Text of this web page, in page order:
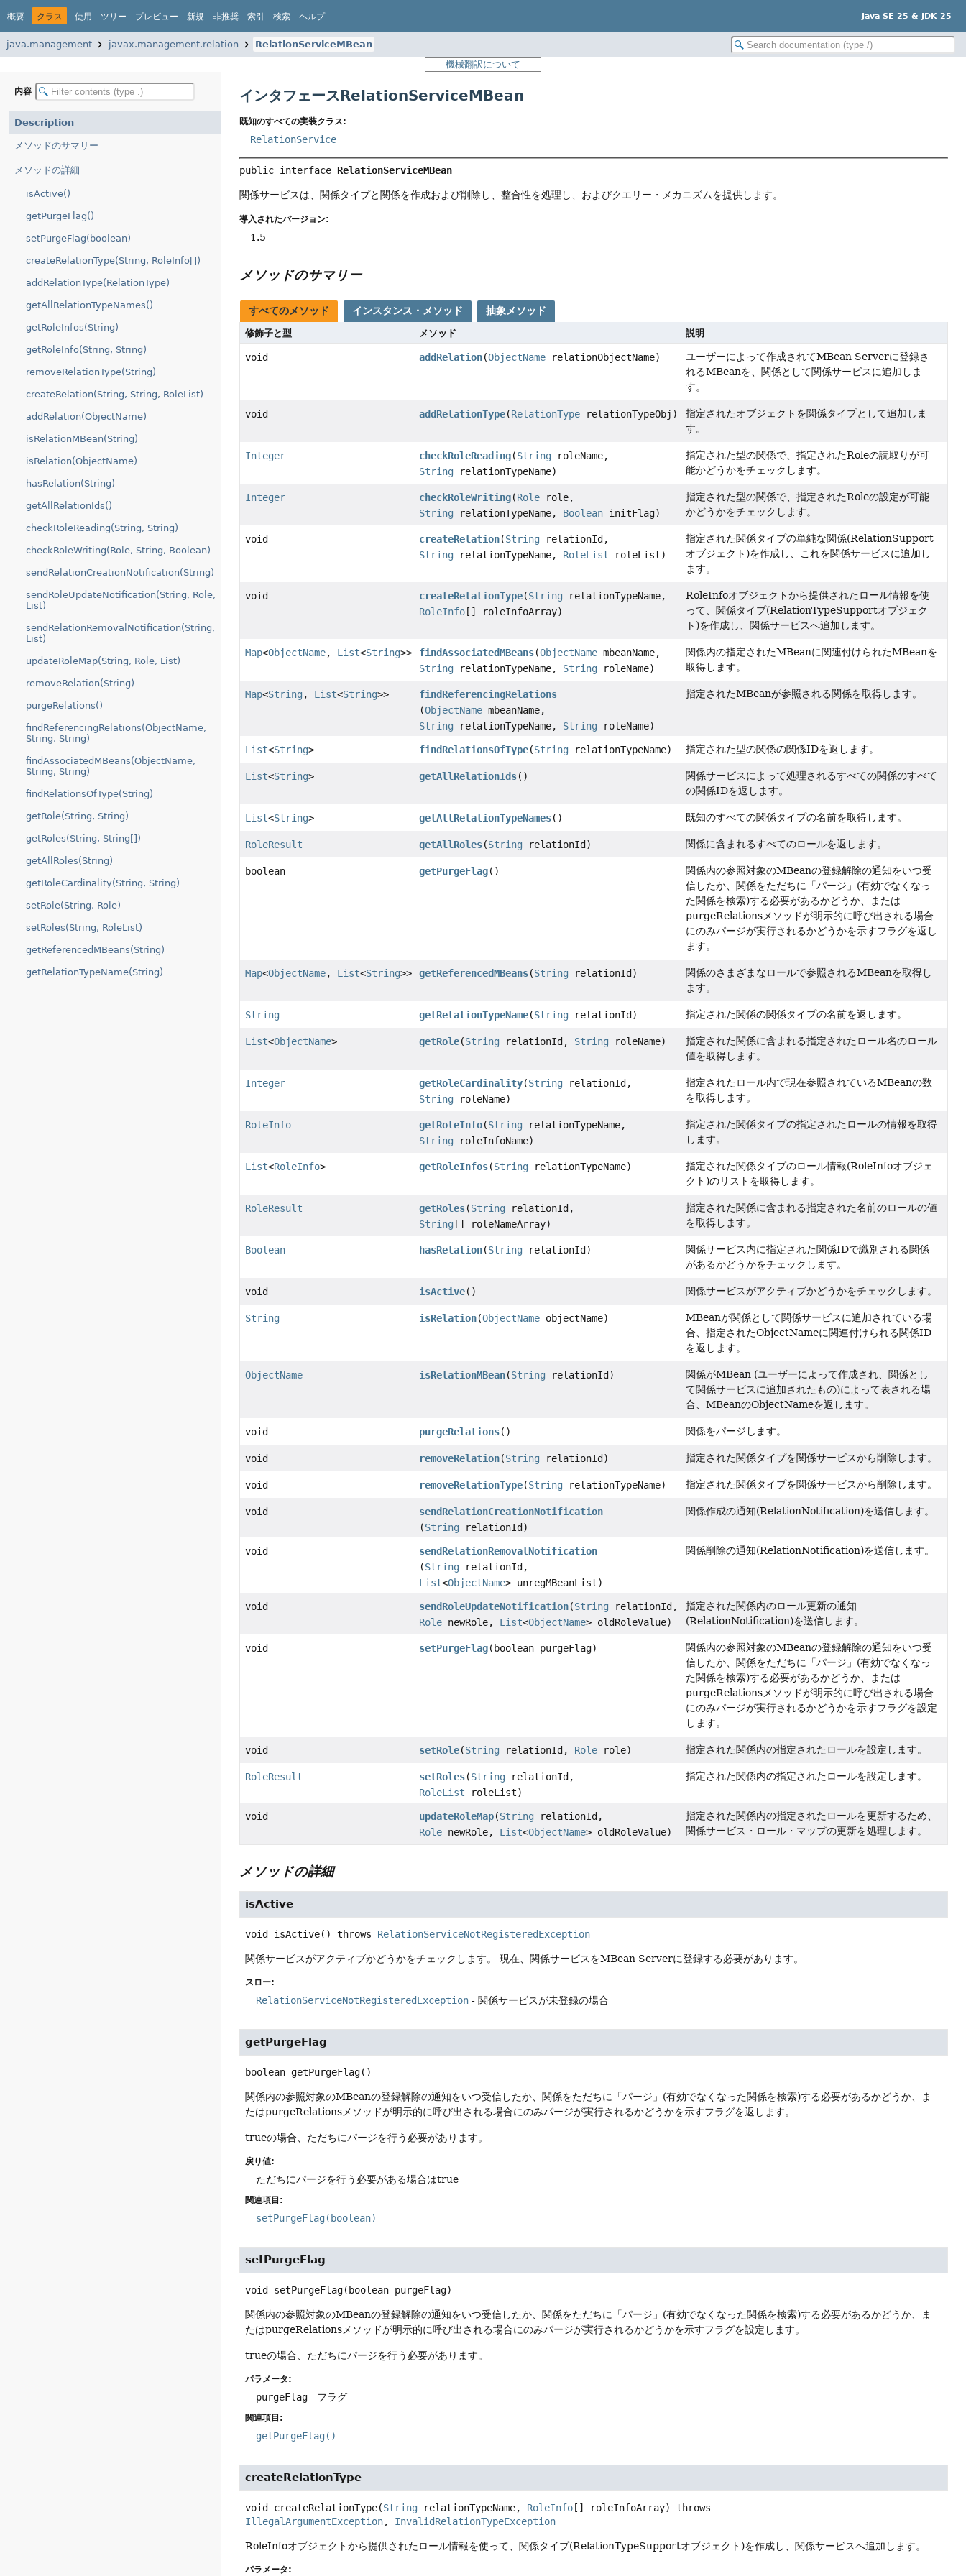
概要 クラス 使用 ツリー プレビュー 新規 非推奨 索引 検索 ヘルプ Java SE 25 & JDK 25
java.management javax.management.relation
RelationServiceMBean
機械翻訳について
内容
Description
メソッドのサマリー
メソッドの詳細
isActive()
getPurgeFlag()
setPurgeFlag(boolean)
createRelationType(String, RoleInfo[])
addRelationType(RelationType)
getAllRelationTypeNames()
getRoleInfos(String)
getRoleInfo(String, String)
removeRelationType(String)
createRelation(String, String, RoleList)
addRelation(ObjectName)
isRelationMBean(String)
isRelation(ObjectName)
hasRelation(String)
getAllRelationIds()
checkRoleReading(String, String)
checkRoleWriting(Role, String, Boolean)
sendRelationCreationNotification(String)
sendRoleUpdateNotification(String, Role,
List)
sendRelationRemovalNotification(String,
List)
updateRoleMap(String, Role, List)
removeRelation(String)
purgeRelations()
findReferencingRelations(ObjectName,
String, String)
findAssociatedMBeans(ObjectName,
String, String)
findRelationsOfType(String)
getRole(String, String)
getRoles(String, String[])
getAllRoles(String)
getRoleCardinality(String, String)
setRole(String, Role)
setRoles(String, RoleList)
getReferencedMBeans(String)
getRelationTypeName(String)
インタフェースRelationServiceMBean
既知のすべての実装クラス:
RelationService
public interface RelationServiceMBean
関係サービスは、関係タイプと関係を作成および削除し、整合性を処理し、およびクエリー・メカニズムを提供します。
導入されたバージョン:
1.5
メソッドのサマリー
すべてのメソッド インスタンス・メソッド 抽象メソッド
修飾子と型 メソッド 説明
void addRelation(ObjectName relationObjectName)
ユーザーによって作成されてMBean Serverに登録さ
れるMBeanを、関係として関係サービスに追加しま
す。
void addRelationType(RelationType relationTypeObj)
指定されたオブジェクトを関係タイプとして追加しま
す。
Integer checkRoleReading(String roleName,
String relationTypeName)
指定された型の関係で、指定されたRoleの読取りが可
能かどうかをチェックします。
Integer checkRoleWriting(Role role,
String relationTypeName, Boolean initFlag)
指定された型の関係で、指定されたRoleの設定が可能
かどうかをチェックします。
void createRelation(String relationId,
String relationTypeName, RoleList roleList)
指定された関係タイプの単純な関係(RelationSupport
オブジェクト)を作成し、これを関係サービスに追加し
ます。
void createRelationType(String relationTypeName,
RoleInfo [] roleInfoArray)
RoleInfoオブジェクトから提供されたロール情報を使
って、関係タイプ(RelationTypeSupportオブジェク
ト)を作成し、関係サービスへ追加します。
Map<ObjectName, List<String>> findAssociatedMBeans(ObjectName mbeanName,
String relationTypeName, String roleName)
関係内の指定されたMBeanに関連付けられたMBeanを
取得します。
Map<String , List<String>>
findReferencingRelations
(ObjectName mbeanName,
String relationTypeName, String roleName)
指定されたMBeanが参照される関係を取得します。
List<String> findRelationsOfType(String relationTypeName) 指定された型の関係の関係IDを返します。
List<String> getAllRelationIds()
関係サービスによって処理されるすべての関係のすべて
の関係IDを返します。
List<String> getAllRelationTypeNames() 既知のすべての関係タイプの名前を取得します。
RoleResult getAllRoles(String relationId) 関係に含まれるすべてのロールを返します。
boolean getPurgeFlag()
関係内の参照対象のMBeanの登録解除の通知をいつ受
信したか、関係をただちに「パージ」(有効でなくなっ
た関係を検索)する必要があるかどうか、または
purgeRelationsメソッドが明示的に呼び出される場合
にのみパージが実行されるかどうかを示すフラグを返し
ます。
Map<ObjectName, List<String>> getReferencedMBeans(String relationId)
関係のさまざまなロールで参照されるMBeanを取得し
ます。
String getRelationTypeName(String relationId) 指定された関係の関係タイプの名前を返します。
List<ObjectName> getRole(String relationId, String roleName)
指定された関係に含まれる指定されたロール名のロール
値を取得します。
Integer getRoleCardinality(String relationId,
String roleName)
指定されたロール内で現在参照されているMBeanの数
を取得します。
RoleInfo getRoleInfo(String relationTypeName,
String roleInfoName)
指定された関係タイプの指定されたロールの情報を取得
します。
List<RoleInfo> getRoleInfos(String relationTypeName)
指定された関係タイプのロール情報(RoleInfoオブジェ
クト)のリストを取得します。
RoleResult getRoles(String relationId,
String [] roleNameArray)
指定された関係に含まれる指定された名前のロールの値
を取得します。
Boolean hasRelation(String relationId)
関係サービス内に指定された関係IDで識別される関係
があるかどうかをチェックします。
void isActive() 関係サービスがアクティブかどうかをチェックします。
String isRelation(ObjectName objectName)
MBeanが関係として関係サービスに追加されている場
合、指定されたObjectNameに関連付けられる関係ID
を返します。
ObjectName isRelationMBean(String relationId)
関係がMBean (ユーザーによって作成され、関係とし
て関係サービスに追加されたもの)によって表される場
合、MBeanのObjectNameを返します。
void purgeRelations() 関係をパージします。
void removeRelation(String relationId) 指定された関係タイプを関係サービスから削除します。
void removeRelationType(String relationTypeName) 指定された関係タイプを関係サービスから削除します。
void
sendRelationCreationNotification
(String relationId)
関係作成の通知(RelationNotification)を送信します。
void
sendRelationRemovalNotification
(String relationId,
List<ObjectName> unregMBeanList)
関係削除の通知(RelationNotification)を送信します。
void sendRoleUpdateNotification(String relationId,
Role newRole, List<ObjectName> oldRoleValue)
指定された関係内のロール更新の通知
(RelationNotification)を送信します。
void setPurgeFlag(boolean purgeFlag)
関係内の参照対象のMBeanの登録解除の通知をいつ受
信したか、関係をただちに「パージ」(有効でなくなっ
た関係を検索)する必要があるかどうか、または
purgeRelationsメソッドが明示的に呼び出される場合
にのみパージが実行されるかどうかを示すフラグを設定
します。
void setRole(String relationId, Role role) 指定された関係内の指定されたロールを設定します。
RoleResult setRoles(String relationId,
RoleList roleList)
指定された関係内の指定されたロールを設定します。
void updateRoleMap(String relationId,
Role newRole, List<ObjectName> oldRoleValue)
指定された関係内の指定されたロールを更新するため、
関係サービス・ロール・マップの更新を処理します。
メソッドの詳細
isActive
void isActive() throws RelationServiceNotRegisteredException
関係サービスがアクティブかどうかをチェックします。 現在、関係サービスをMBean Serverに登録する必要があります。
スロー:
RelationServiceNotRegisteredException - 関係サービスが未登録の場合
getPurgeFlag
boolean getPurgeFlag()
関係内の参照対象のMBeanの登録解除の通知をいつ受信したか、関係をただちに「パージ」(有効でなくなった関係を検索)する必要があるかどうか、ま
たはpurgeRelationsメソッドが明示的に呼び出される場合にのみパージが実行されるかどうかを示すフラグを返します。
trueの場合、ただちにパージを行う必要があります。
戻り値:
ただちにパージを行う必要がある場合はtrue
関連項目:
setPurgeFlag(boolean)
setPurgeFlag
void setPurgeFlag(boolean purgeFlag)
関係内の参照対象のMBeanの登録解除の通知をいつ受信したか、関係をただちに「パージ」(有効でなくなった関係を検索)する必要があるかどうか、ま
たはpurgeRelationsメソッドが明示的に呼び出される場合にのみパージが実行されるかどうかを示すフラグを設定します。
trueの場合、ただちにパージを行う必要があります。
パラメータ:
purgeFlag - フラグ
関連項目:
getPurgeFlag()
createRelationType
void createRelationType(String relationTypeName, RoleInfo [] roleInfoArray)
throws
IllegalArgumentException, InvalidRelationTypeException
RoleInfoオブジェクトから提供されたロール情報を使って、関係タイプ(RelationTypeSupportオブジェクト)を作成し、関係サービスへ追加します。
パラメータ: